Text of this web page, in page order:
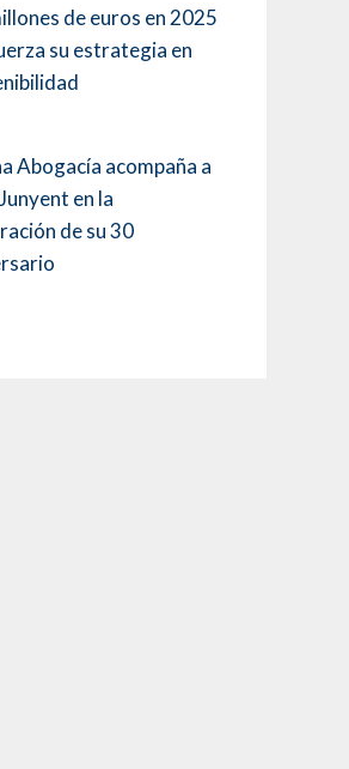
de euros en 2025
su estrategia en
Abogacía acompaña a
en la
de su 30